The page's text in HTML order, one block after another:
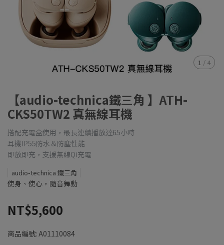
1 / 4
【audio-technica鐵三角 】ATH-
CKS50TW2 真無線耳機
搭配充電盒使用，最長連續播放達65小時
耳機IP55防水＆防塵性能
即放即充，支援無線Qi充電
audio-technica 鐵三角
使身、使心，隨音舞動
NT$5,600
商品編號: A01110084